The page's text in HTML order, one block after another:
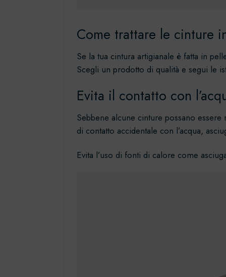
Come trattare le cinture
Se la tua cintura artigianale è fatta in
Scegli un prodotto di qualità e segui le
Evita il contatto con
Sebbene alcune cinture possano essere
di contatto accidentale con l’acqua,
Evita l’uso di fonti di calore come